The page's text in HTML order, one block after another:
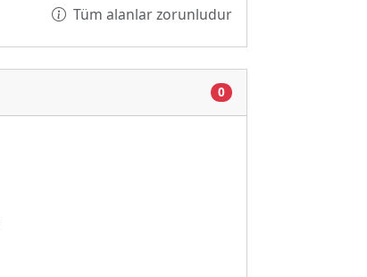
Tüm alanlar zorunludur
0